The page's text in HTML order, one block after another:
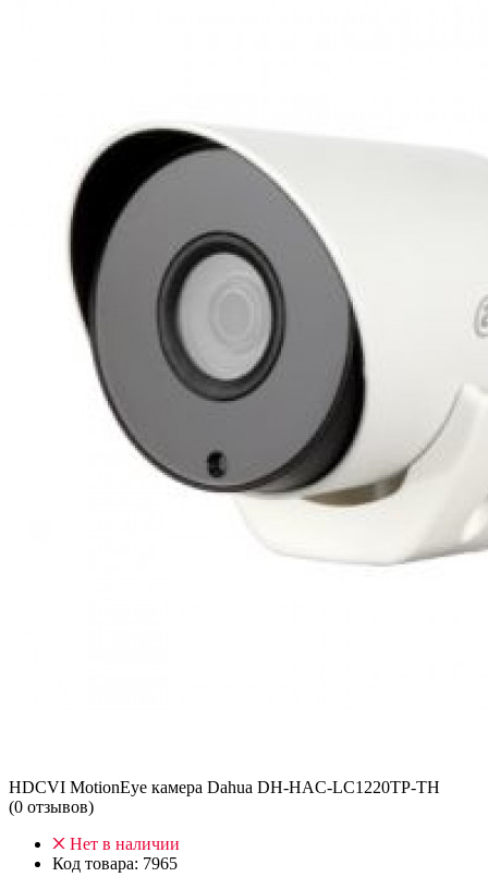
HDCVI MotionEye камера Dahua DH-HAC-LC1220TP-TH
(0 отзывов)
Нет в наличии
Код товара: 7965